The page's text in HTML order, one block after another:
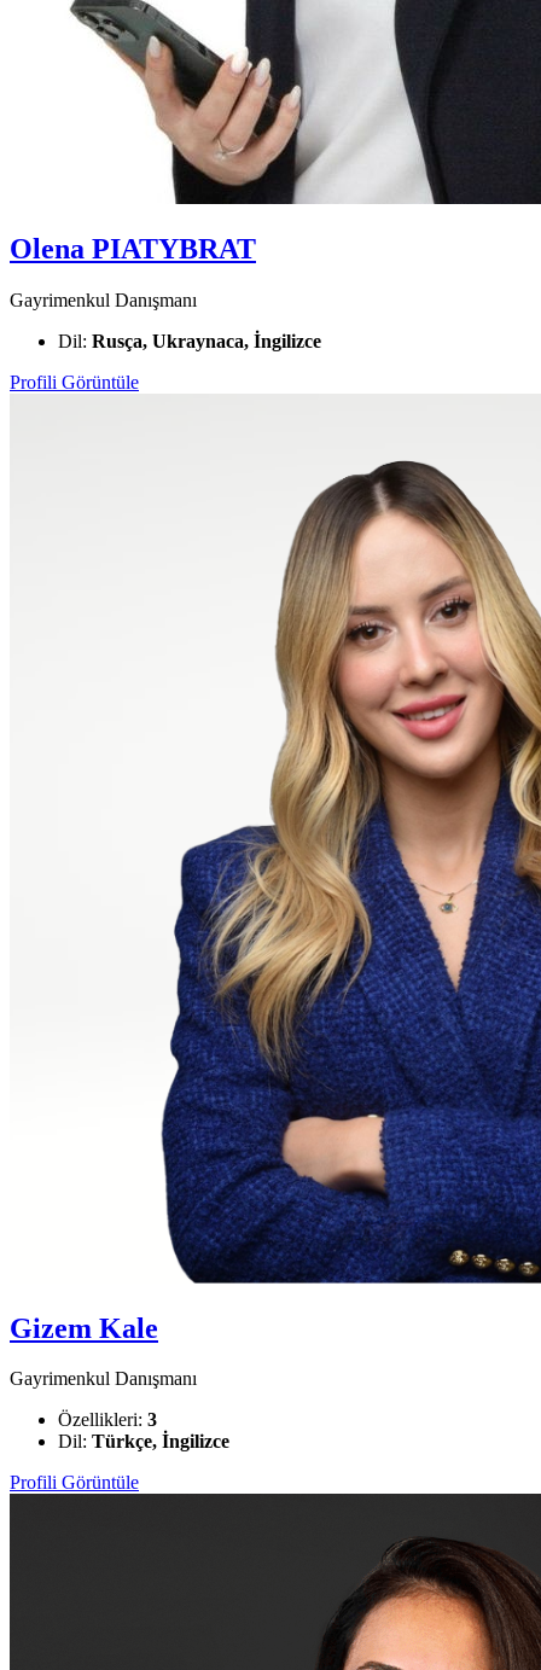
Olena PIATYBRAT
Gayrimenkul Danışmanı
Dil: Rusça, Ukraynaca, İngilizce
Profili Görüntüle
Gizem Kale
Gayrimenkul Danışmanı
Özellikleri: 3
Dil: Türkçe, İngilizce
Profili Görüntüle